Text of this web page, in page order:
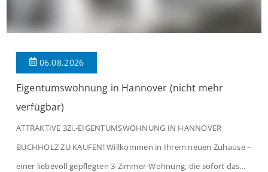
06.08.2026
Eigentumswohnung in Hannover (nicht mehr
verfügbar)
ATTRAKTIVE 3Zi.-EIGENTUMSWOHNUNG IN HANNOVER
BUCHHOLZ ZU KAUFEN! Willkommen in Ihrem neuen Zuhause –
einer liebevoll gepflegten 3-Zimmer-Wohnung, die sofort das